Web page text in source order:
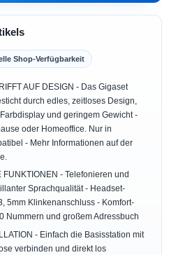
Shop-Verfügbarkeit
AUF DESIGN - Das Gigaset
durch edles, zeitloses Design,
und geringem Gewicht -
oder Homeoffice. Nur in
- Mehr Informationen auf der
FUNKTIONEN - Telefonieren und
Sprachqualität - Headset-
5mm Klinkenanschluss - Komfort-
Nummern und großem Adressbuch
- Einfach die Basisstation mit
verbinden und direkt los